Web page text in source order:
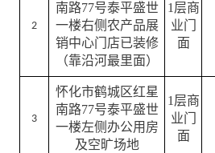
2
南路77号泰平盛世
一楼右侧农产品展
销中心门店已装修
（靠沿河最里面）
1层商
业门
面
3
怀化市鹤城区红星
南路77号泰平盛世
一楼左侧办公用房
及空旷场地
1层商
业门
面